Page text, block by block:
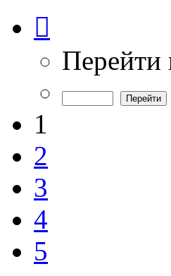
из
Перейти
1
2
3
4
5